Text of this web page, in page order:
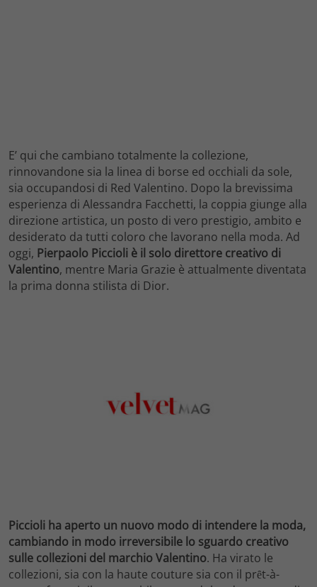
E’ qui che cambiano totalmente la collezione,
rinnovandone sia la linea di borse ed occhiali da sole,
sia occupandosi di Red Valentino. Dopo la brevissima
esperienza di Alessandra Facchetti, la coppia giunge alla
direzione artistica, un posto di vero prestigio, ambito e
desiderato da tutti coloro che lavorano nella moda. Ad
oggi, Pierpaolo Piccioli è il solo direttore creativo di
Valentino, mentre Maria Grazie è attualmente diventata
la prima donna stilista di Dior.
Piccioli ha aperto un nuovo modo di intendere la moda,
cambiando in modo irreversibile lo sguardo creativo
sulle collezioni del marchio Valentino. Ha virato le
collezioni, sia con la haute couture sia con il prȇt-à-